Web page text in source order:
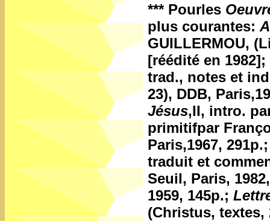
*** Pourles
plus courantes:
GUILLERMOU,
[réédité en 1982];
trad., notes et
23), DDB,
Jésus,II, intro.
primitifpar
Paris,1967,
traduit et
Seuil, Paris,
1959, 145p.;
(Christus, textes,